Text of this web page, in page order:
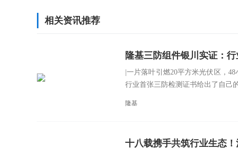
相关资讯推荐
隆基三防组件银川实证：
|一片落叶引燃20平方米光伏区，
行业首张三防检测证书给出了自己
隆基
十八载携手共筑行业生态